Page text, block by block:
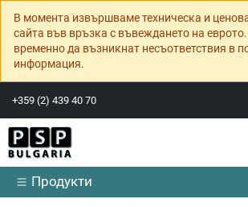
В момента извършваме техническа и
сайта във връзка с въвеждането на
временно да възникнат несъответствия в
информация.
+359 (2) 439 40 70
Продукти